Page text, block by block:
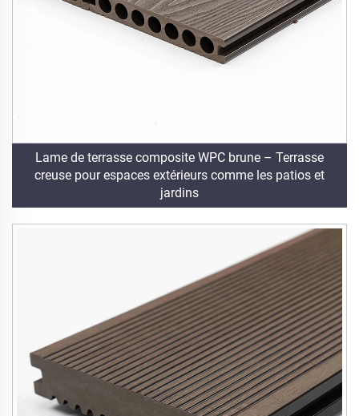
Lame de terrasse composite WPC brune – Terrasse
creuse pour espaces extérieurs comme les patios et
jardins